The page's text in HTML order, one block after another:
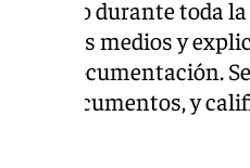
durante toda
ante los medios y
y documentación.
documentos, y